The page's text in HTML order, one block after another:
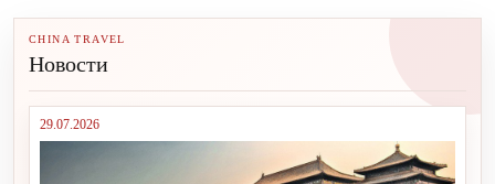
CHINA TRAVEL
Новости
29.07.2026